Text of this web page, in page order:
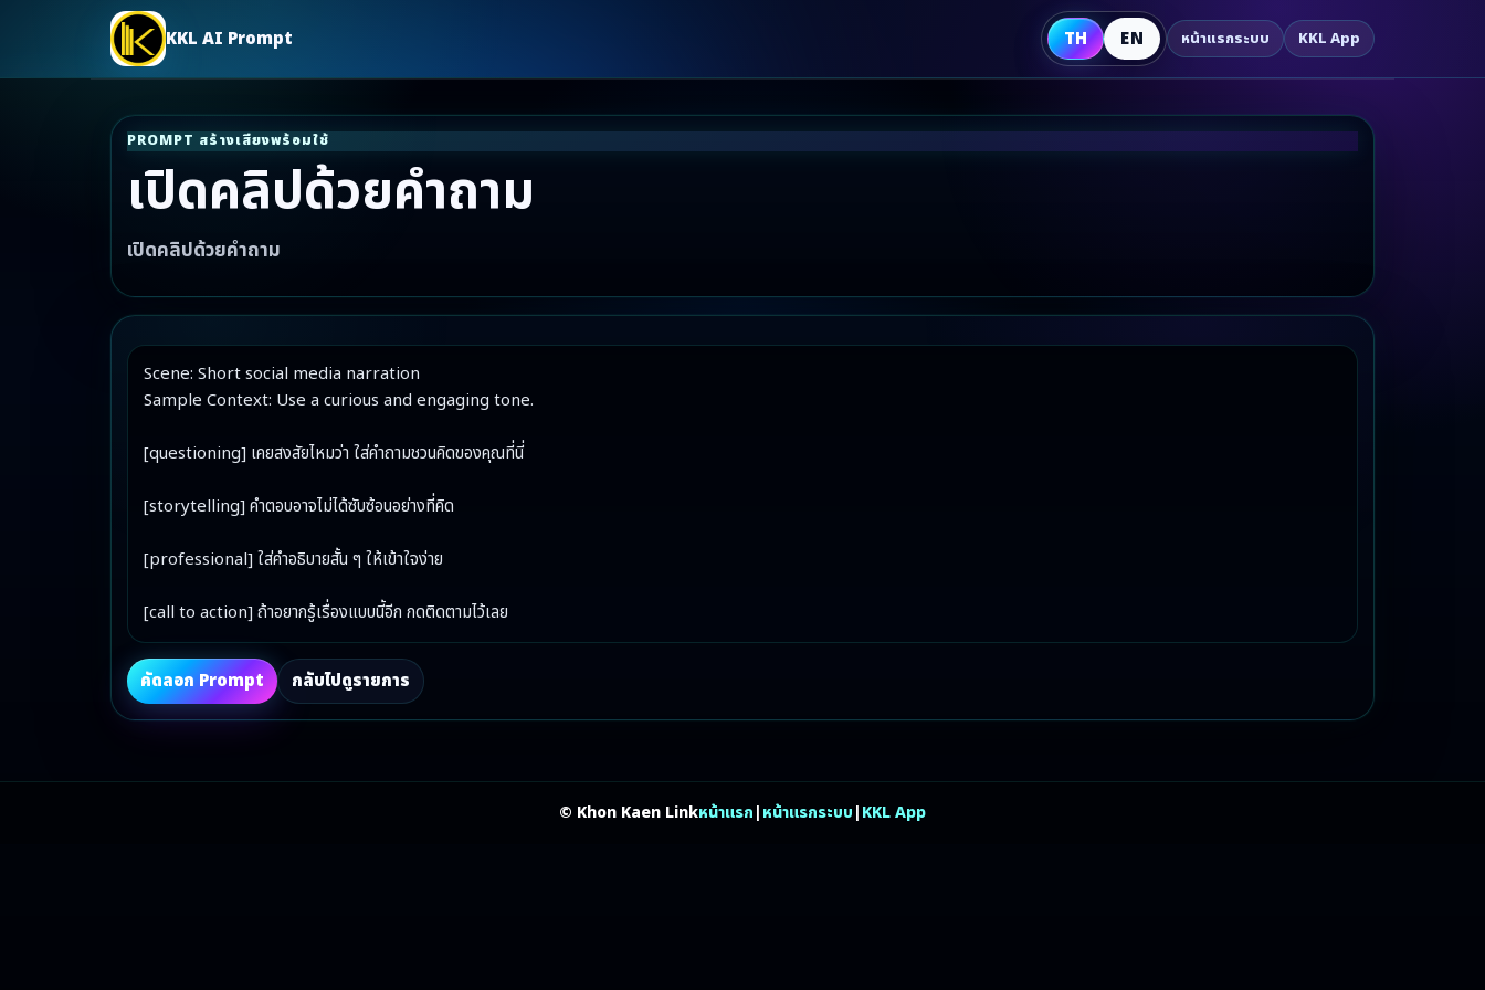
KKL AI Prompt TH EN หน้าแรกระบบ KKL App
PROMPT สร้างเสียงพร้อมใช้
เปิดคลิปด้วยคำถาม
เปิดคลิปด้วยคำถาม
Scene: Short social media narration
Sample Context: Use a curious and engaging tone.
[questioning] เคยสงสัยไหมว่า ใส่คำถามชวนคิดของคุณที่นี่
[storytelling] คำตอบอาจไม่ได้ซับซ้อนอย่างที่คิด
[professional] ใส่คำอธิบายสั้น ๆ ให้เข้าใจง่าย
[call to action] ถ้าอยากรู้เรื่องแบบนี้อีก กดติดตามไว้เลย
คัดลอก Prompt กลับไปดูรายการ
© Khon Kaen Linkหน้าแรก|หน้าแรกระบบ|KKL App